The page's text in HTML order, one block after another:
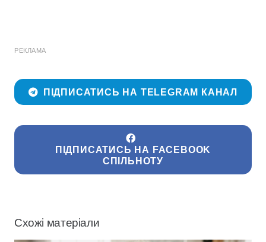
РЕКЛАМА
ПІДПИСАТИСЬ НА TELEGRAM КАНАЛ
ПІДПИСАТИСЬ НА FACEBOOK
СПІЛЬНОТУ
Схожі матеріали